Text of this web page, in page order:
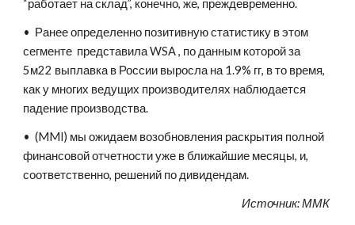
“работает на склад”, конечно, же, преждевременно.
• Ранее определенно позитивную статистику в этом
сегменте представила WSA , по данным которой за
5м22 выплавка в России выросла на 1.9% гг, в то время,
как у многих ведущих производителях наблюдается
падение производства.
• (MMI) мы ожидаем возобновления раскрытия полной
финансовой отчетности уже в ближайшие месяцы, и,
соответственно, решений по дивидендам.
Источник: ММК